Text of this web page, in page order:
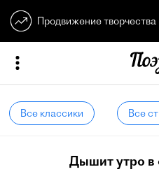
Продвижение творчества
Все классики Все
Дышит утро в